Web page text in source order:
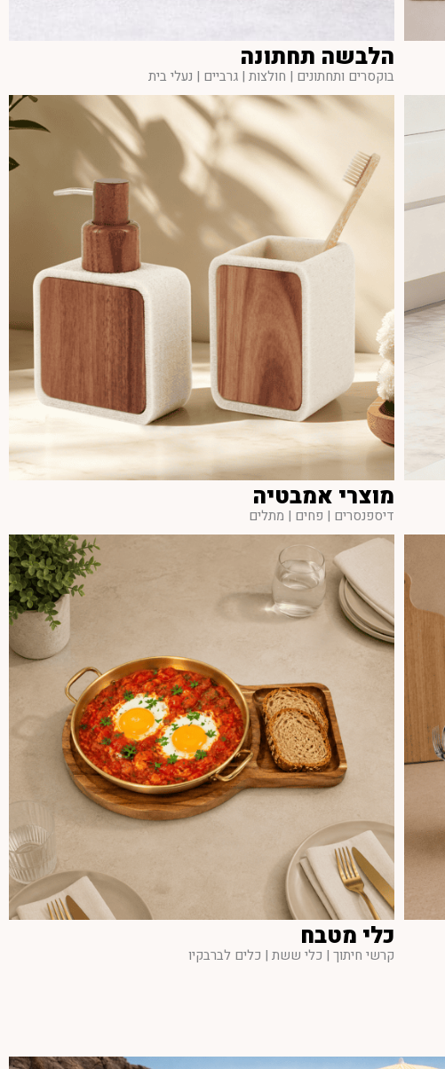
הלבשה תחתונה
בוקסרים ותחתונים | חולצות | גרביים | נעלי בית
מוצרי אמבטיה
דיספנסרים | פחים | מתלים
כלי מטבח
קרשי חיתוך | כלי ששת | כלים לברבקיו